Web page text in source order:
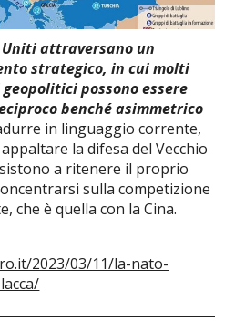
attraversano un
strategico, in cui molti
possono essere
benché asimmetrico
in linguaggio corrente,
la difesa del Vecchio
a ritenere il proprio
sulla competizione
che è quella con la Cina.
2023/03/11/la-nato-